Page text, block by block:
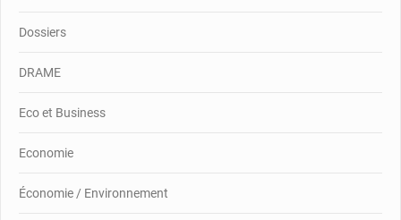
Dossiers
DRAME
Eco et Business
Economie
Économie / Environnement